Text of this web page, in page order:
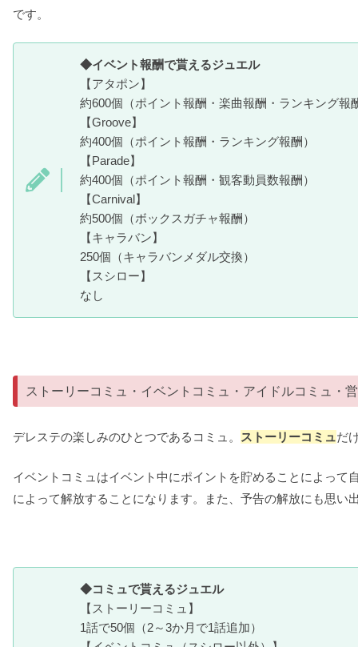
です。
◆イベント報酬で貰えるジュエル
【アタポン】
約600個（ポイント報酬・楽曲報酬・ランキング報
【Groove】
約400個（ポイント報酬・ランキング報酬）
【Parade】
約400個（ポイント報酬・観客動員数報酬）
【Carnival】
約500個（ボックスガチャ報酬）
【キャラバン】
250個（キャラバンメダル交換）
【スシロー】
なし
ストーリーコミュ・イベントコミュ・アイドルコミュ・
デレステの楽しみのひとつであるコミュ。 ストーリーコミュだ
イベントコミュはイベント中にポイントを貯めることによっ
によって解放することになります。また、予告の解放にも思
◆コミュで貰えるジュエル
【ストーリーコミュ】
1話で50個（2～3か月で1話追加）